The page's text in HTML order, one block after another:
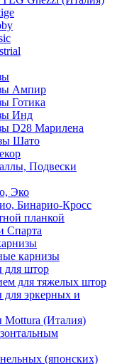
Ампир
Готика
Инд
D28 Марилена
Шато
Подвески
Эко
Бинарио-Кросс
планкой
Спарта
карнизы
для штор
для тяжелых штор
эркерных и
(Италия)
(японских)